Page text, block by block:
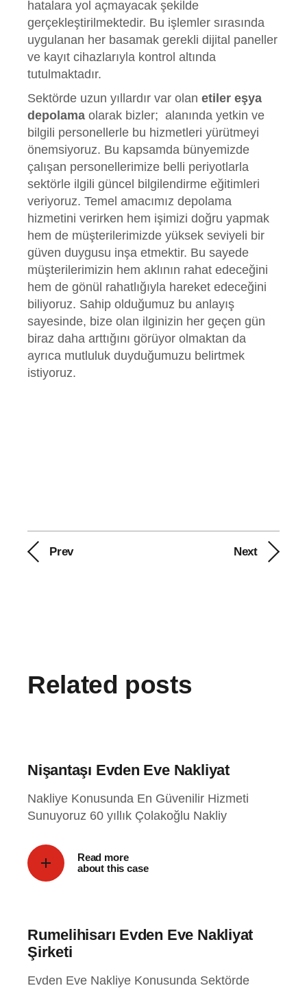
hatalara yol açmayacak şekilde
gerçekleştirilmektedir. Bu işlemler sırasında
uygulanan her basamak gerekli dijital paneller
ve kayıt cihazlarıyla kontrol altında
tutulmaktadır.
Sektörde uzun yıllardır var olan etiler eşya
depolama olarak bizler; alanında yetkin ve
bilgili personellerle bu hizmetleri yürütmeyi
önemsiyoruz. Bu kapsamda bünyemizde
çalışan personellerimize belli periyotlarla
sektörle ilgili güncel bilgilendirme eğitimleri
veriyoruz. Temel amacımız depolama
hizmetini verirken hem işimizi doğru yapmak
hem de müşterilerimizde yüksek seviyeli bir
güven duygusu inşa etmektir. Bu sayede
müşterilerimizin hem aklının rahat edeceğini
hem de gönül rahatlığıyla hareket edeceğini
biliyoruz. Sahip olduğumuz bu anlayış
sayesinde, bize olan ilginizin her geçen gün
biraz daha arttığını görüyor olmaktan da
ayrıca mutluluk duyduğumuzu belirtmek
istiyoruz.
Prev Next
Related posts
Nişantaşı Evden Eve Nakliyat
Nakliye Konusunda En Güvenilir Hizmeti
Sunuyoruz 60 yıllık Çolakoğlu Nakliy
Read more
about this case
Rumelihisarı Evden Eve Nakliyat
Şirketi
Evden Eve Nakliye Konusunda Sektörde